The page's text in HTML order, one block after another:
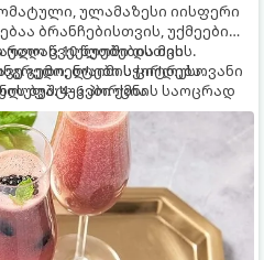
ულამაზესი იისფერი
ბრანჩებისთვის, უქმეების
წვეულებებისთვის.
გემო, ლაიმის ციტრუსოვანი
ბუშტუკები ქმნის საოცრად
კოქტეილს.
10 წუთში და მის
სჭირდება.
4–6 პორცია